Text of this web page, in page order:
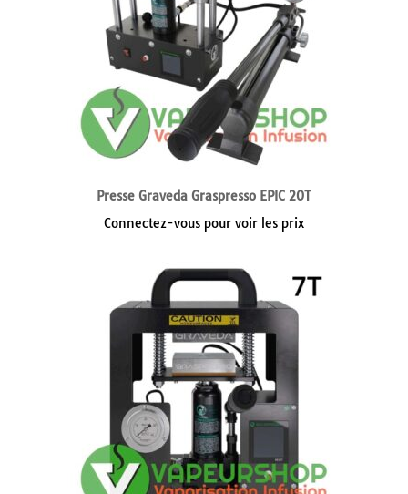
Presse Graveda Graspresso EPIC 20T
Connectez-vous pour voir les prix